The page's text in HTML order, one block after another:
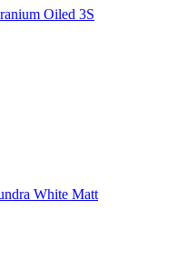
Oiled 3S
White Matt